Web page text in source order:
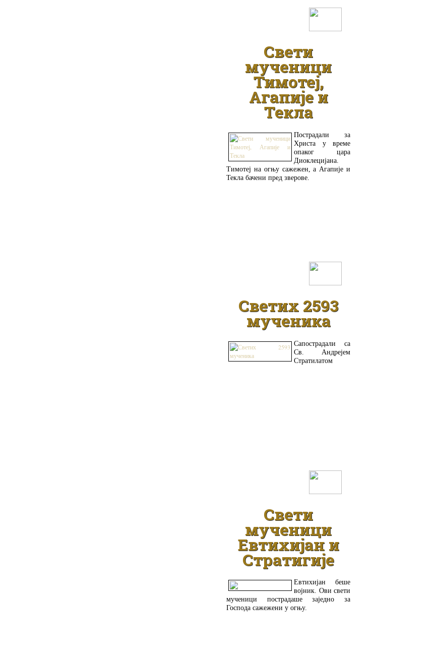
Свети
мученици
Тимотеј,
Агапије и
Текла
Пострадали за
Христа у време
опаког цара
Диоклецијана.
Тимотеј на огњу сажежен, а Агапије и
Текла бачени пред зверове.
Светих 2593
мученика
Сапострадали са
Св. Андрејем
Стратилатом
Свети
мученици
Евтихијан и
Стратигије
Евтихијан беше
војник. Ови свети
мученици пострадаше заједно за
Господа сажежени у огњу.